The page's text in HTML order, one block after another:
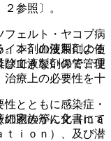
参照〕。
ェルト・ヤコブ病
。本剤の使用による
除できないので、使
治療上の必要性を十
胞のがん化（ｍａ
ｉｏｎ）、及び潜
ン、血液製剤の使
び血液製剤保管管理
とともに感染症・
家族等に文書にて